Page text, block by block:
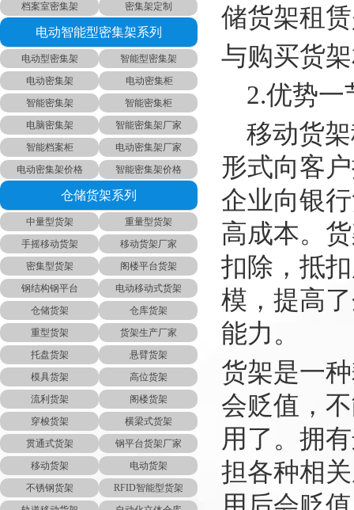
档案室密集架
密集架定制
电动智能型密集架系列
电动型密集架
智能型密集架
电动密集架
电动密集柜
智能密集架
智能密集柜
电脑密集架
智能密集架厂家
智能档案柜
电动密集架厂家
电动密集架价格
智能密集架价格
仓储货架系列
中量型货架
重量型货架
手摇移动货架
移动货架厂家
密集型货架
阁楼平台货架
钢结构钢平台
电动移动式货架
仓储货架
仓库货架
重型货架
货架生产厂家
托盘货架
悬臂货架
模具货架
高位货架
流利货架
阁楼货架
穿梭货架
横梁式货架
贯通式货架
钢平台货架厂家
移动货架
电动货架
不锈钢货架
RFID智能型货架
储货架租
与购买货
2.优势一
移动货架
形式向客
企业向银
高成本。
扣除，抵
模，提高
能力。
货架是一
会贬值，
用了。拥
担各种相